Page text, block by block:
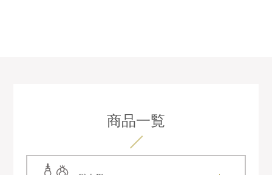
商品一覧